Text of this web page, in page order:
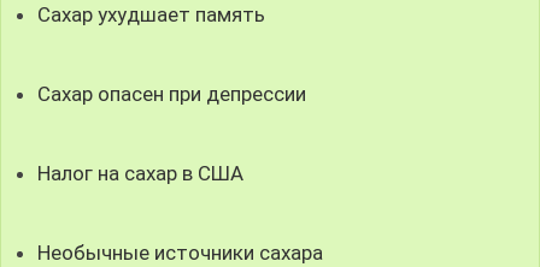
Сахар ухудшает память
Сахар опасен при депрессии
Налог на сахар в США
Необычные источники сахара